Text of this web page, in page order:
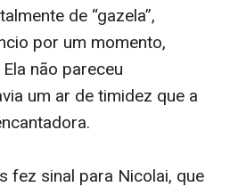
de “gazela”,
por um momento,
não pareceu
um ar de timidez que a
fez sinal para Nicolai, que